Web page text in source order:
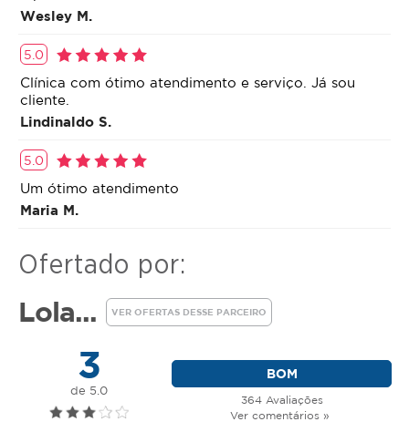
Wesley M.
5.0
Clínica com ótimo atendimento e serviço. Já sou
cliente.
Lindinaldo S.
5.0
Um ótimo atendimento
Maria M.
Ofertado por:
Lola... VER OFERTAS DESSE PARCEIRO
3
de 5.0
BOM
364 Avaliações
Ver comentários »